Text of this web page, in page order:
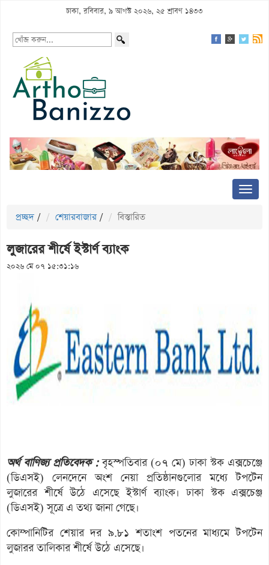
ঢাকা, রবিবার, ৯ আগস্ট ২০২৬, ২৫ শ্রাবণ ১৪৩৩
প্রচ্ছদ / শেয়ারবাজার / বিস্তারিত
লুজারের শীর্ষে ইস্টার্ণ ব্যাংক
২০২৬ মে ০৭ ১৫:৩১:১৬
অর্থ বাণিজ্য প্রতিবেদক :বৃহস্পতিবার (০৭ মে) ঢাকা স্টক এক্সচেঞ্জে
(ডিএসই) লেনদেনে অংশ নেয়া প্রতিষ্ঠানগুলোর মধ্যে টপটেন
লুজারের শীর্ষে উঠে এসেছে ইস্টার্ণ ব্যাংক। ঢাকা স্টক এক্সচেঞ্জ
(ডিএসই) সূত্রে এ তথ্য জানা গেছে।
কোম্পানিটির শেয়ার দর ৯.৮১ শতাংশ পতনের মাধ্যমে টপটেন
লুজারর তালিকার শীর্ষে উঠে এসেছে।